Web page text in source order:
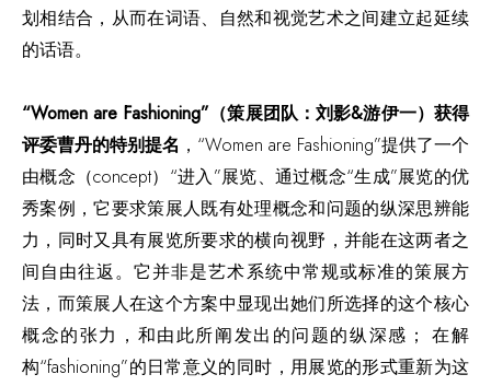
划相结合，从而在词语、自然和视觉艺术之间建立起延续
的话语。
“Women are Fashioning”（策展团队：刘影&游伊一）获得
评委曹丹的特别提名 ，“Women are Fashioning”提供了一个
由概念（concept）“进入”展览、通过概念“生成”展览的优
秀案例，它要求策展人既有处理概念和问题的纵深思辨能
力，同时又具有展览所要求的横向视野，并能在这两者之
间自由往返。它并非是艺术系统中常规或标准的策展方
法，而策展人在这个方案中显现出她们所选择的这个核心
概念的张力，和由此所阐发出的问题的纵深感； 在解
构“fashioning”的日常意义的同时，用展览的形式重新为这